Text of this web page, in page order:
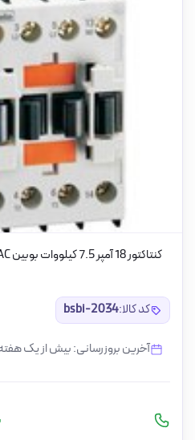
کنتاکتور 18 آمپر 7.5 کیلووات بوبین 230VAC برند لواتو ایتالیا
کد کالا:bsbi-2034
آخرین بروزرسانی: بیش از یک